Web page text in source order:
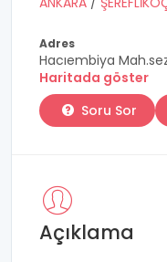
Adres
Hacıembiya
Haritada göster
Soru Sor
Açıklama